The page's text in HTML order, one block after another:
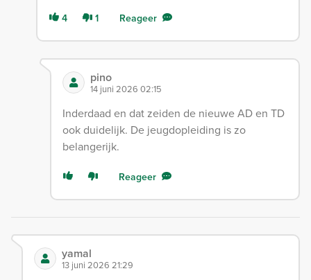
4 1 Reageer
pino
14 juni 2026 02:15
Inderdaad en dat zeiden de nieuwe AD en TD
ook duidelijk. De jeugdopleiding is zo
belangerijk.
Reageer
yamal
13 juni 2026 21:29